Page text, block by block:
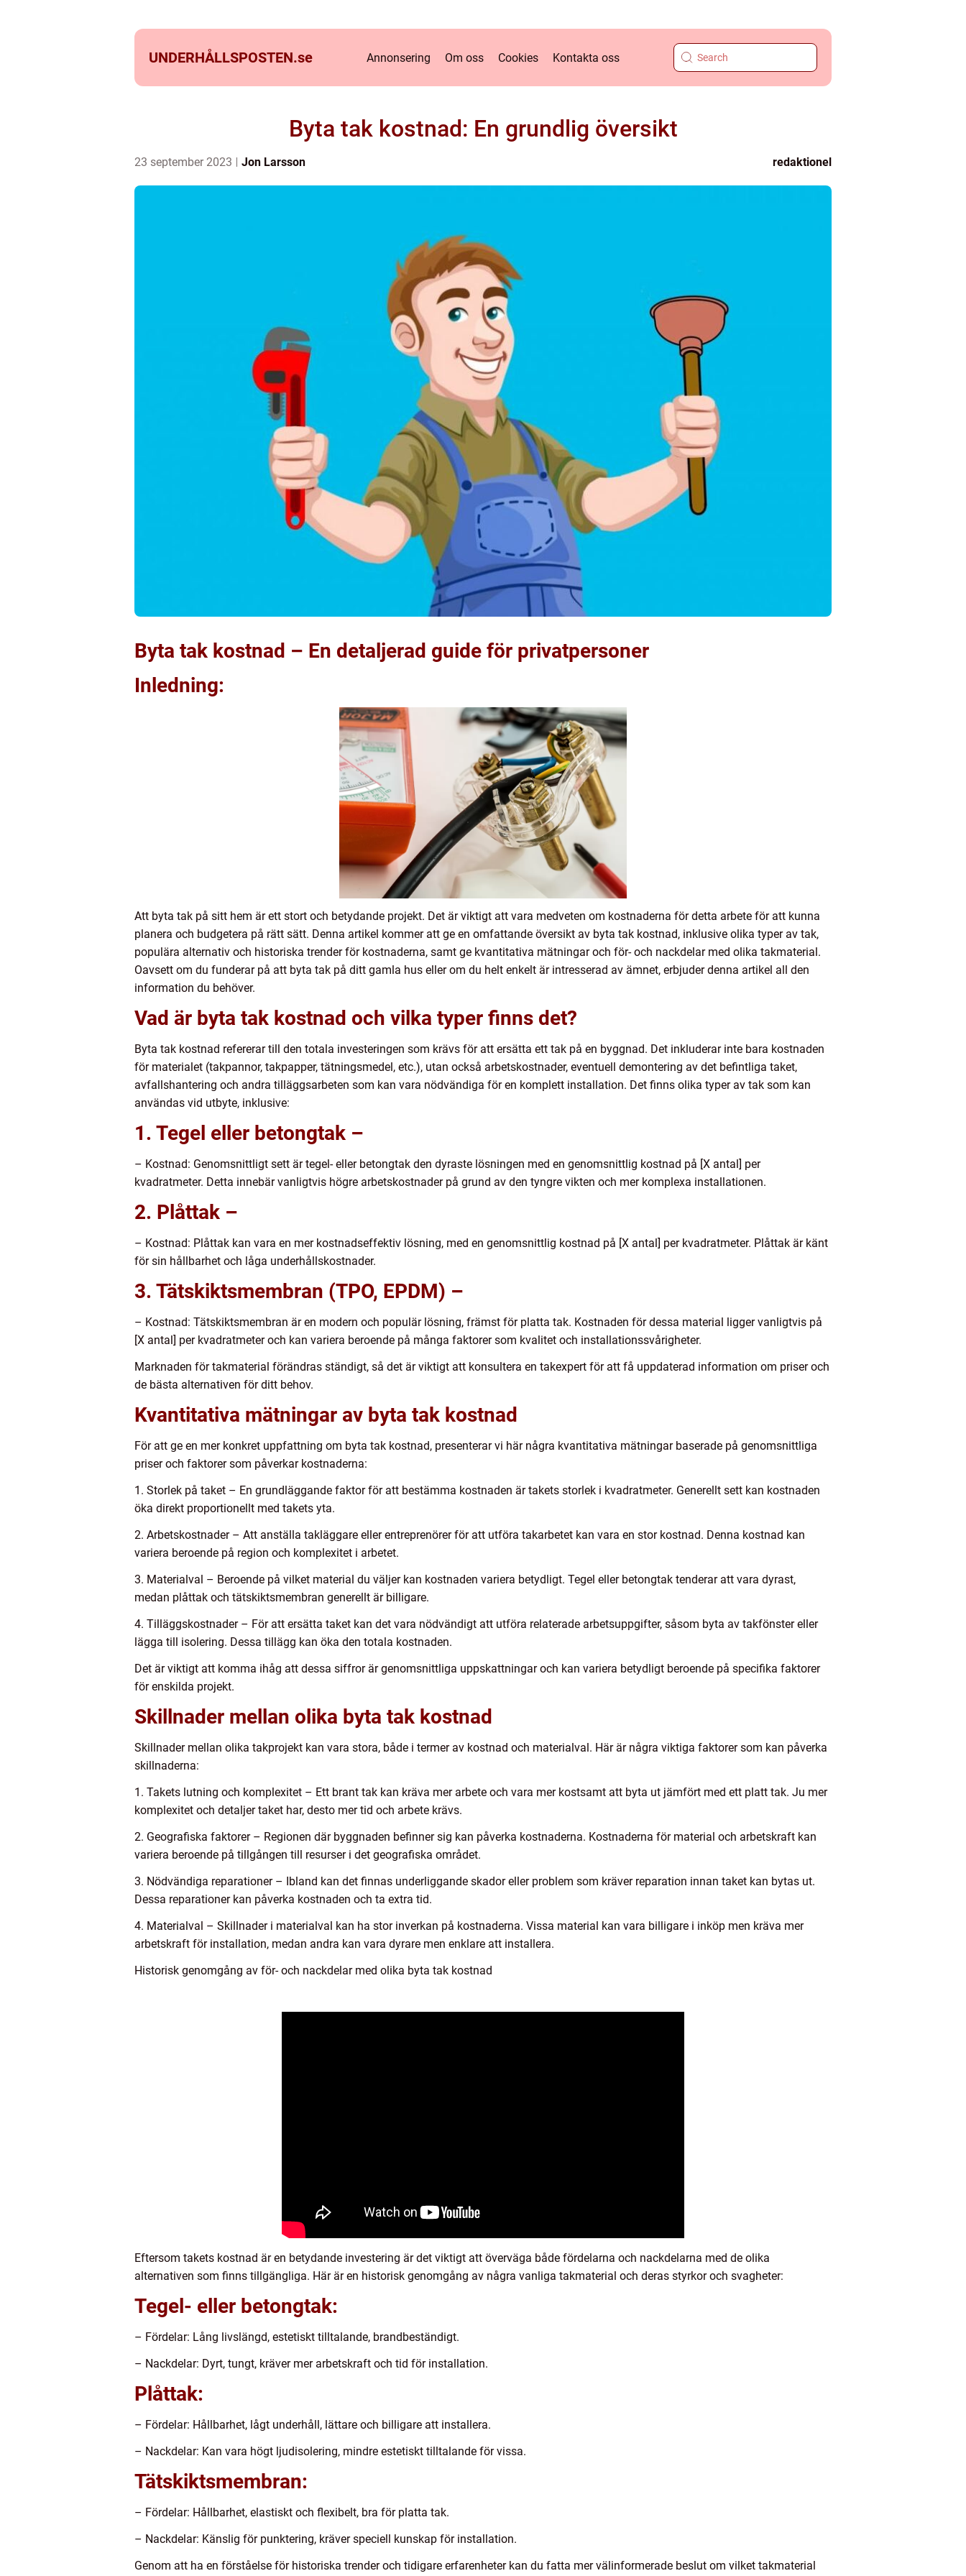
UNDERHÅLLSPOSTEN.se Annonsering Om oss Cookies Kontakta oss
Byta tak kostnad: En grundlig översikt
23 september 2023 Jon Larsson redaktionel
Byta tak kostnad – En detaljerad guide för privatpersoner
Inledning:
Att byta tak på sitt hem är ett stort och betydande projekt. Det är viktigt att vara medveten om kostnaderna för detta arbete för att kunna
planera och budgetera på rätt sätt. Denna artikel kommer att ge en omfattande översikt av byta tak kostnad, inklusive olika typer av tak,
populära alternativ och historiska trender för kostnaderna, samt ge kvantitativa mätningar och för- och nackdelar med olika takmaterial.
Oavsett om du funderar på att byta tak på ditt gamla hus eller om du helt enkelt är intresserad av ämnet, erbjuder denna artikel all den
information du behöver.
Vad är byta tak kostnad och vilka typer finns det?
Byta tak kostnad refererar till den totala investeringen som krävs för att ersätta ett tak på en byggnad. Det inkluderar inte bara kostnaden
för materialet (takpannor, takpapper, tätningsmedel, etc.), utan också arbetskostnader, eventuell demontering av det befintliga taket,
avfallshantering och andra tilläggsarbeten som kan vara nödvändiga för en komplett installation. Det finns olika typer av tak som kan
användas vid utbyte, inklusive:
1. Tegel eller betongtak –
– Kostnad: Genomsnittligt sett är tegel- eller betongtak den dyraste lösningen med en genomsnittlig kostnad på [X antal] per
kvadratmeter. Detta innebär vanligtvis högre arbetskostnader på grund av den tyngre vikten och mer komplexa installationen.
2. Plåttak –
– Kostnad: Plåttak kan vara en mer kostnadseffektiv lösning, med en genomsnittlig kostnad på [X antal] per kvadratmeter. Plåttak är känt
för sin hållbarhet och låga underhållskostnader.
3. Tätskiktsmembran (TPO, EPDM) –
– Kostnad: Tätskiktsmembran är en modern och populär lösning, främst för platta tak. Kostnaden för dessa material ligger vanligtvis på
[X antal] per kvadratmeter och kan variera beroende på många faktorer som kvalitet och installationssvårigheter.
Marknaden för takmaterial förändras ständigt, så det är viktigt att konsultera en takexpert för att få uppdaterad information om priser och
de bästa alternativen för ditt behov.
Kvantitativa mätningar av byta tak kostnad
För att ge en mer konkret uppfattning om byta tak kostnad, presenterar vi här några kvantitativa mätningar baserade på genomsnittliga
priser och faktorer som påverkar kostnaderna:
1. Storlek på taket – En grundläggande faktor för att bestämma kostnaden är takets storlek i kvadratmeter. Generellt sett kan kostnaden
öka direkt proportionellt med takets yta.
2. Arbetskostnader – Att anställa takläggare eller entreprenörer för att utföra takarbetet kan vara en stor kostnad. Denna kostnad kan
variera beroende på region och komplexitet i arbetet.
3. Materialval – Beroende på vilket material du väljer kan kostnaden variera betydligt. Tegel eller betongtak tenderar att vara dyrast,
medan plåttak och tätskiktsmembran generellt är billigare.
4. Tilläggskostnader – För att ersätta taket kan det vara nödvändigt att utföra relaterade arbetsuppgifter, såsom byta av takfönster eller
lägga till isolering. Dessa tillägg kan öka den totala kostnaden.
Det är viktigt att komma ihåg att dessa siffror är genomsnittliga uppskattningar och kan variera betydligt beroende på specifika faktorer
för enskilda projekt.
Skillnader mellan olika byta tak kostnad
Skillnader mellan olika takprojekt kan vara stora, både i termer av kostnad och materialval. Här är några viktiga faktorer som kan påverka
skillnaderna:
1. Takets lutning och komplexitet – Ett brant tak kan kräva mer arbete och vara mer kostsamt att byta ut jämfört med ett platt tak. Ju mer
komplexitet och detaljer taket har, desto mer tid och arbete krävs.
2. Geografiska faktorer – Regionen där byggnaden befinner sig kan påverka kostnaderna. Kostnaderna för material och arbetskraft kan
variera beroende på tillgången till resurser i det geografiska området.
3. Nödvändiga reparationer – Ibland kan det finnas underliggande skador eller problem som kräver reparation innan taket kan bytas ut.
Dessa reparationer kan påverka kostnaden och ta extra tid.
4. Materialval – Skillnader i materialval kan ha stor inverkan på kostnaderna. Vissa material kan vara billigare i inköp men kräva mer
arbetskraft för installation, medan andra kan vara dyrare men enklare att installera.
Historisk genomgång av för- och nackdelar med olika byta tak kostnad
Eftersom takets kostnad är en betydande investering är det viktigt att överväga både fördelarna och nackdelarna med de olika
alternativen som finns tillgängliga. Här är en historisk genomgång av några vanliga takmaterial och deras styrkor och svagheter:
Tegel- eller betongtak:
– Fördelar: Lång livslängd, estetiskt tilltalande, brandbeständigt.
– Nackdelar: Dyrt, tungt, kräver mer arbetskraft och tid för installation.
Plåttak:
– Fördelar: Hållbarhet, lågt underhåll, lättare och billigare att installera.
– Nackdelar: Kan vara högt ljudisolering, mindre estetiskt tilltalande för vissa.
Tätskiktsmembran:
– Fördelar: Hållbarhet, elastiskt och flexibelt, bra för platta tak.
– Nackdelar: Känslig för punktering, kräver speciell kunskap för installation.
Genom att ha en förståelse för historiska trender och tidigare erfarenheter kan du fatta mer välinformerade beslut om vilket takmaterial